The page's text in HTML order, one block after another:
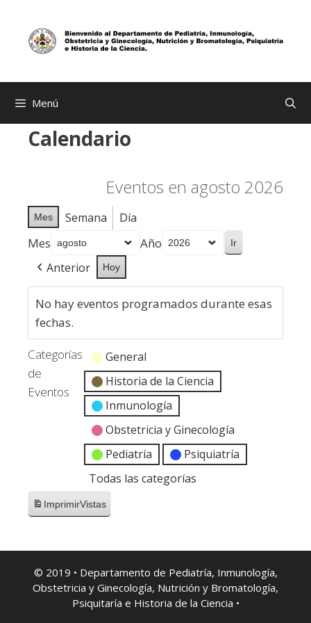
contenido
Menú
Calendario
Eventos en agosto 2026
Mes Semana Día
Mes Año
Anterior Hoy
No hay eventos programados durante esas
fechas.
Categorías
de
Eventos
General
Historia de la Ciencia
Inmunología
Obstetricia y Ginecología
Pediatría
Psiquiatría
Todas las categorías
ImprimirVistas
© 2019 • Departamento de Pediatría, Inmunología,
Obstetricia y Ginecología, Nutrición y Bromatología,
Psiquitaría e Historia de la Ciencia •